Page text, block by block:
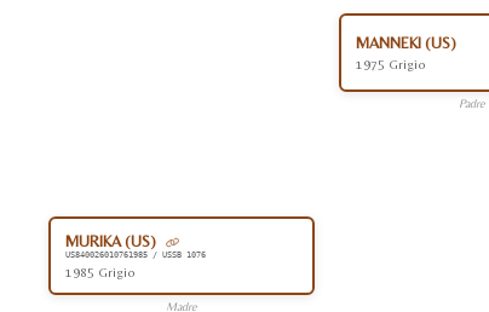
MURIKA (US)
US840026010761985 / USSB 1076
1985 Grigio
Madre
MANNEKI (US)
1975 Grigio
Padre